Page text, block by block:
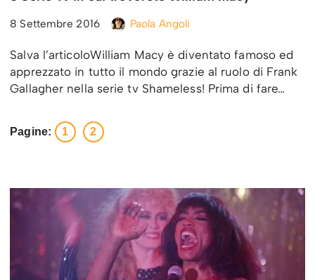
8 Settembre 2016 Paola Angoli
Salva l’articoloWilliam Macy è diventato famoso ed
apprezzato in tutto il mondo grazie al ruolo di Frank
Gallagher nella serie tv Shameless! Prima di fare…
Pagine: 1 2